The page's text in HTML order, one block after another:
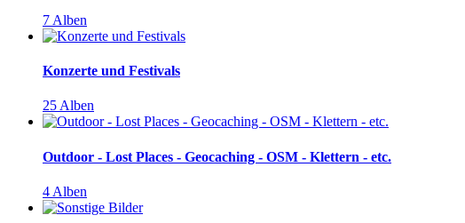
7 Alben
Konzerte und Festivals
25 Alben
Outdoor - Lost Places - Geocaching - OSM - Klettern - etc.
4 Alben